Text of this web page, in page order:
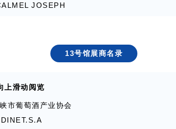
汴京啤
供应链有限公司
滩啤酒有限公司
食品有限公司
山东阳春啤酒有限公司
啤酒（湖北）有限公司
西班牙精品酒庄联盟
酒业有限公司
酒业有限公司
JOSEPH
柯迪雅
部-奥克塔尼大区之家
彼利埃大区葡萄酒平台
13号馆展商名录
上滑动阅览
市葡萄酒产业协会